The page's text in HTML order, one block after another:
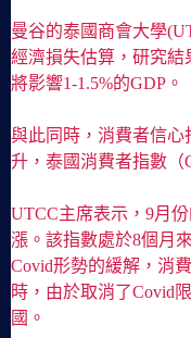
曼谷的泰國商會大學
經濟損失估算，研究結
將影響1-1.5%的GDP。
與此同時，消費者信心
升，泰國消費者指數（
UTCC主席表示，9月
漲。該指數處於8個月
Covid形勢的緩解，消
時，由於取消了Covid
國。